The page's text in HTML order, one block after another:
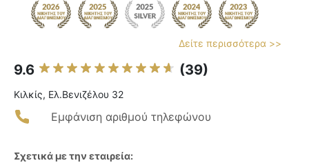
Δείτε περισσότερα >>
9.6 (39)
Κιλκίς, Ελ.Βενιζέλου 32
Εμφάνιση αριθμού τηλεφώνου
Σχετικά με την εταιρεία: